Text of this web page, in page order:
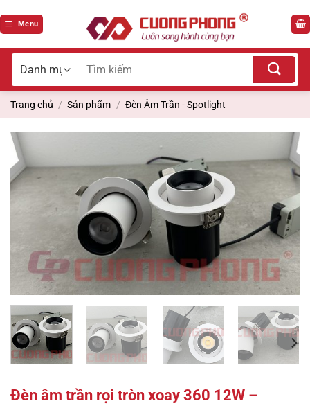
qua
Menu
Tìm
Trang chủ / Sản phẩm / Đèn Âm Trần - Spotlight
Đèn âm trần rọi tròn xoay 360 12W –